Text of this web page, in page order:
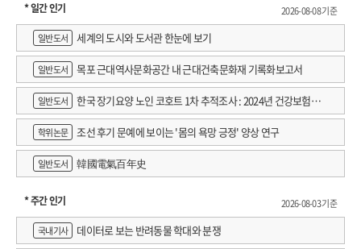
* 일간 인기
2026-08-08 기준
일반도서
세계의 도시와 도서관 한눈에 보기
일반도서 목포 근대역사문화공간 내 근대건축문화재 기록화보고서
일반도서
한국 장기요양 노인 코호트 1차 추적조사 : 2024년 건강보험연
구원 정규연구보고서
학위논문 조선 후기 문예에 보이는 '몸의 욕망 긍정' 양상 연구
일반도서 韓國電氣百年史
* 주간 인기
2026-08-03 기준
국내기사
데이터로 보는 반려동물 학대와 분쟁